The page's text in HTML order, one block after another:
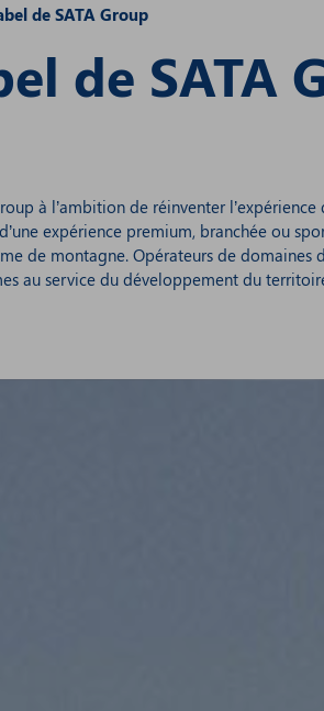
de SATA Group
de SATA
à l’ambition de réinventer
expérience premium, branchée ou
de montagne. Opérateurs de domaines
au service du développement du